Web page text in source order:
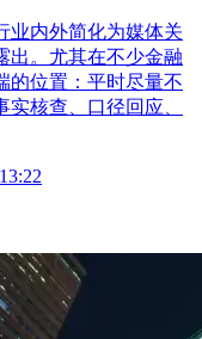
业内外简化为媒体关
出。尤其在不少金融
的位置：平时尽量不
核查、口径回应、